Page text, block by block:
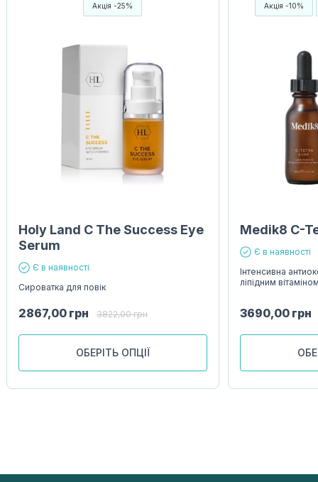
Акція -25%
Holy Land C The Success Eye
Serum
Є в наявності
Сироватка для повік
2867,00 грн 3822,00грн
ОБЕРІТЬ ОПЦІЇ
Акція -10%
Medik8 C-
Є в наявності
Інтенсивна
ліпідним
3690,00 грн